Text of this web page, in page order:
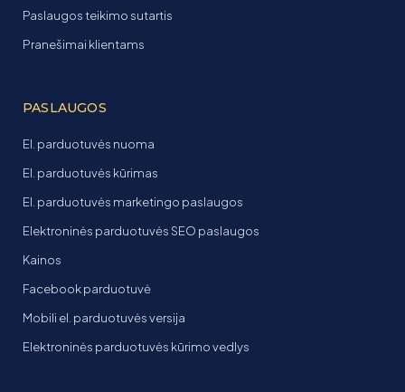
Paslaugos teikimo sutartis
Pranešimai klientams
PASLAUGOS
El. parduotuvės nuoma
El. parduotuvės kūrimas
El. parduotuvės marketingo paslaugos
Elektroninės parduotuvės SEO paslaugos
Kainos
Facebook parduotuvė
Mobili el. parduotuvės versija
Elektroninės parduotuvės kūrimo vedlys